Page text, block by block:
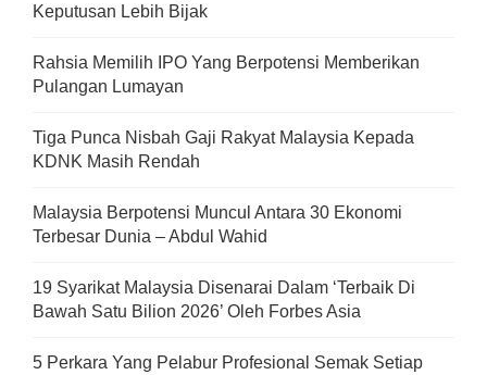
Keputusan Lebih Bijak
Rahsia Memilih IPO Yang Berpotensi Memberikan
Pulangan Lumayan
Tiga Punca Nisbah Gaji Rakyat Malaysia Kepada
KDNK Masih Rendah
Malaysia Berpotensi Muncul Antara 30 Ekonomi
Terbesar Dunia – Abdul Wahid
19 Syarikat Malaysia Disenarai Dalam ‘Terbaik Di
Bawah Satu Bilion 2026’ Oleh Forbes Asia
5 Perkara Yang Pelabur Profesional Semak Setiap